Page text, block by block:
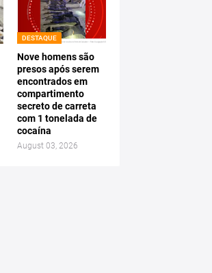
DESTAQUE
Nove homens são
presos após serem
encontrados em
compartimento
secreto de carreta
com 1 tonelada de
cocaína
August 03, 2026